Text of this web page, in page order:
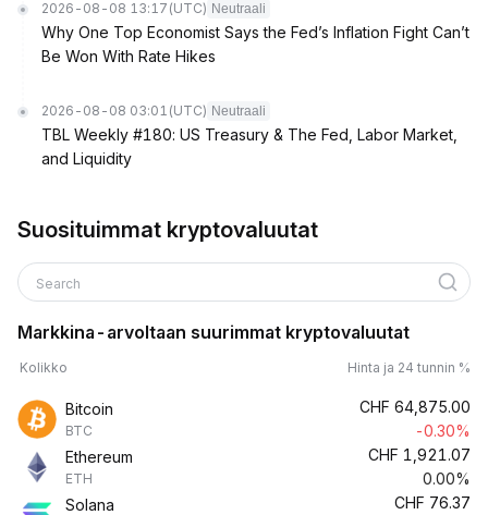
2026-08-08 13:17 (UTC) Neutraali
Why One Top Economist Says the Fed’s Inflation Fight Can’t
Be Won With Rate Hikes
2026-08-08 03:01 (UTC) Neutraali
TBL Weekly #180: US Treasury & The Fed, Labor Market,
and Liquidity
Suosituimmat kryptovaluutat
Search
Markkina-arvoltaan suurimmat kryptovaluutat
Kolikko Hinta ja 24 tunnin %
Bitcoin
BTC
CHF 64,875.00
-0.30%
Ethereum
ETH
CHF 1,921.07
0.00%
Solana
CHF 76.37